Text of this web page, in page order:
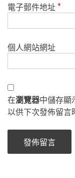
電子郵件地址*
個人網站網址
在瀏覽器中儲存顯
以供下次發佈留言